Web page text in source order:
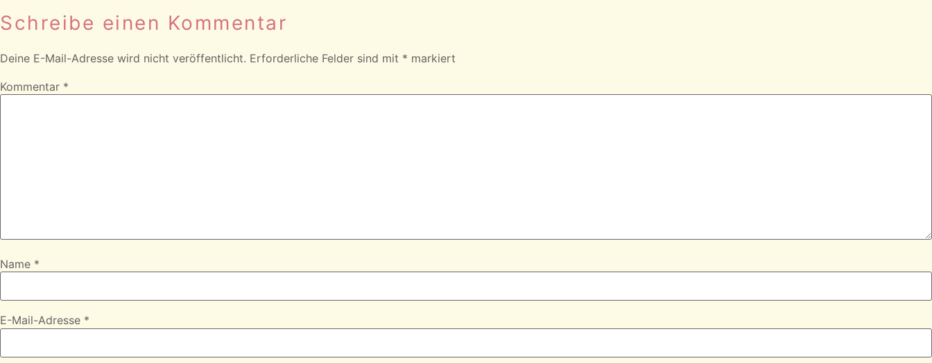
Schreibe einen Kommentar
Deine E-Mail-Adresse wird nicht veröffentlicht. Erforderliche Felder sind mit * markiert
Kommentar *
Name *
E-Mail-Adresse *